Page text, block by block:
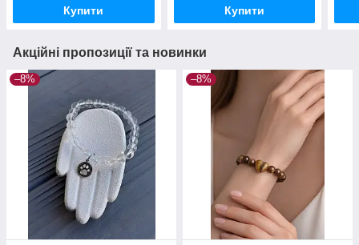
Купити Купити
Акційні пропозиції та новинки
–8% –8%